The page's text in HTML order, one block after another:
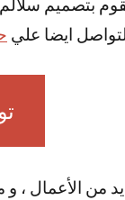
ايضا علي
من الأعمال ، و